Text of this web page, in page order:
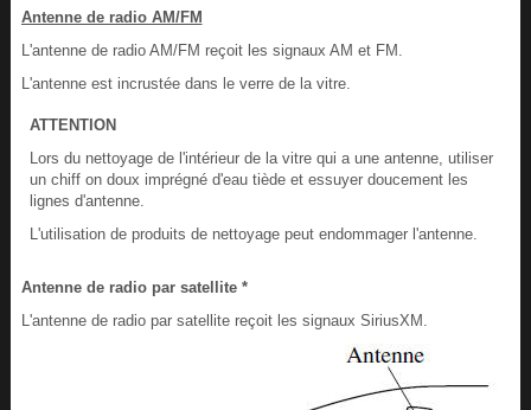
Antenne de radio AM/FM
L'antenne de radio AM/FM reçoit les signaux AM et FM.
L'antenne est incrustée dans le verre de la vitre.
ATTENTION
Lors du nettoyage de l'intérieur de la vitre qui a une antenne, utiliser
un chiff on doux imprégné d'eau tiède et essuyer doucement les
lignes d'antenne.
L'utilisation de produits de nettoyage peut endommager l'antenne.
Antenne de radio par satellite *
L'antenne de radio par satellite reçoit les signaux SiriusXM.